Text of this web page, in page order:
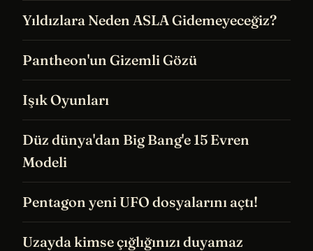
Yıldızlara Neden ASLA Gidemeyeceğiz?
Pantheon'un Gizemli Gözü
Işık Oyunları
Düz dünya'dan Big Bang'e 15 Evren
Modeli
Pentagon yeni UFO dosyalarını açtı!
Uzayda kimse çığlığınızı duyamaz